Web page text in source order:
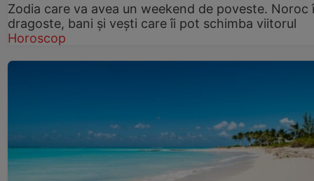
Zodia care va avea un weekend de poveste. Noroc
dragoste, bani și vești care îi pot schimba viitorul
Horoscop